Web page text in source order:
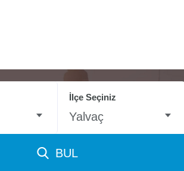
İlçe Seçiniz
Yalvaç
BUL